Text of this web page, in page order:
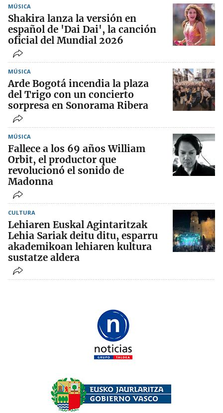
MÚSICA
Shakira lanza la versión en
español de 'Dai Dai', la canción
oficial del Mundial 2026
MÚSICA
Arde Bogotá incendia la plaza
del Trigo con un concierto
sorpresa en Sonorama Ribera
MÚSICA
Fallece a los 69 años William
Orbit, el productor que
revolucionó el sonido de
Madonna
CULTURA
Lehiaren Euskal Agintaritzak
Lehia Sariak deitu ditu, esparru
akademikoan lehiaren kultura
sustatze aldera